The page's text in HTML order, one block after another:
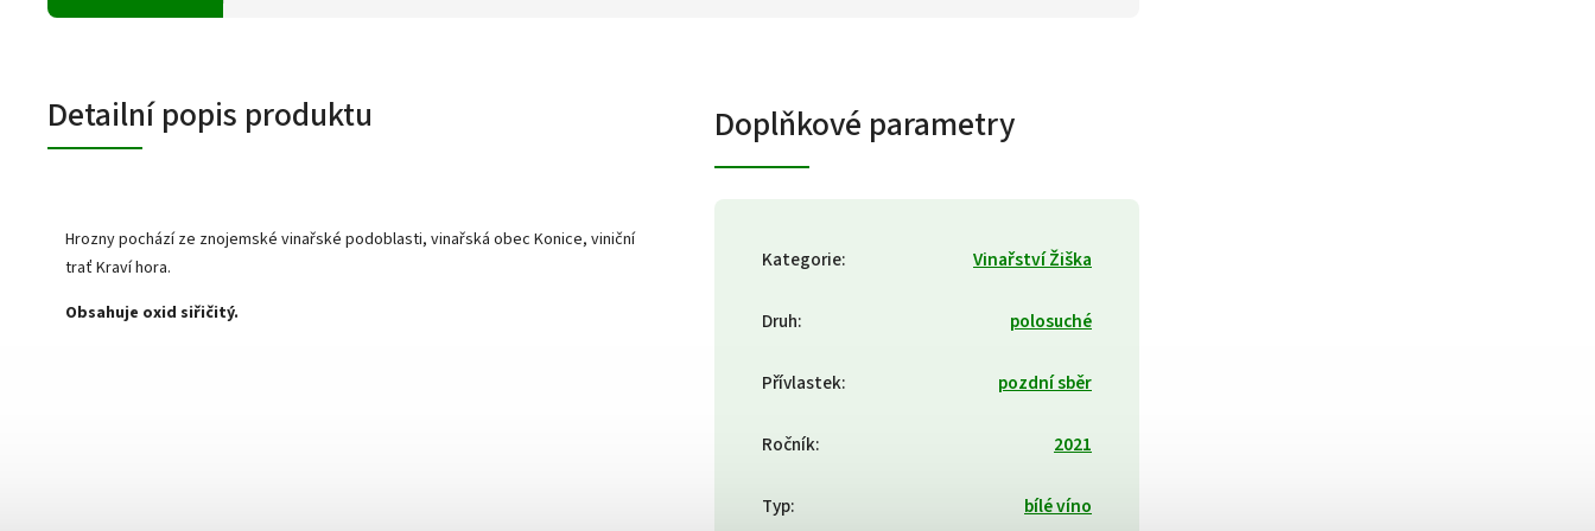
Detailní popis produktu
Hrozny pochází ze znojemské vinařské podoblasti, vinařská obec Konice, viniční
trať Kraví hora.
Obsahuje oxid siřičitý.
Doplňkové parametry
Kategorie: Vinařství Žiška
Druh: polosuché
Přívlastek: pozdní sběr
Ročník: 2021
Typ: bílé víno